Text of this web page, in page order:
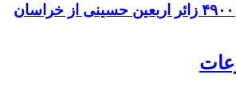
اعزام بیش از ۴۹۰۰ زائر اربعین حسینی از خراسان